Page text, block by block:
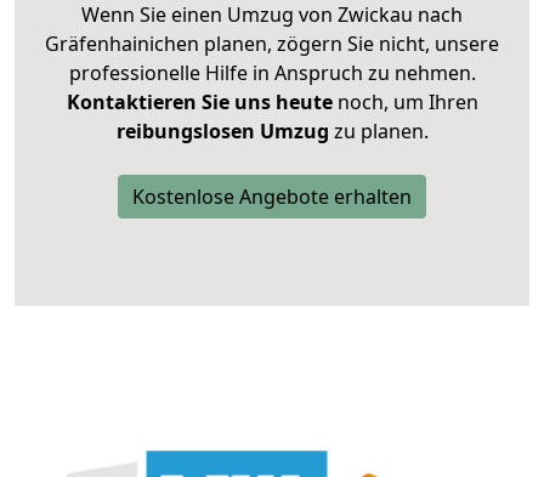
Wenn Sie einen Umzug von Zwickau nach
Gräfenhainichen planen, zögern Sie nicht, unsere
professionelle Hilfe in Anspruch zu nehmen.
Kontaktieren Sie uns heutenoch, um Ihren
reibungslosen Umzug zu planen.
Kostenlose Angebote erhalten